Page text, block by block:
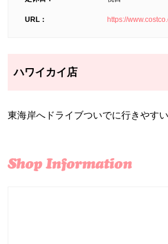
URL： https://
ハワイカイ店
東海岸へドライブついでに行きやすい